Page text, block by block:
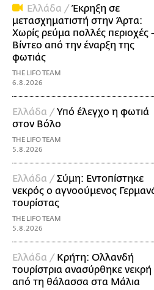
Ελλάδα /Έκρηξη σε
μετασχηματιστή στην Άρτα:
Χωρίς ρεύμα πολλές περιοχές -
Βίντεο από την έναρξη της
φωτιάς
THE LIFO TEAM
6.8.2026
Ελλάδα /Υπό έλεγχο η φωτιά
στον Βόλο
THE LIFO TEAM
5.8.2026
Ελλάδα /Σύμη: Εντοπίστηκε
νεκρός ο αγνοούμενος
τουρίστας
THE LIFO TEAM
5.8.2026
Ελλάδα / Κρήτη: Ολλανδή
τουρίστρια ανασύρθηκε νεκρή
από τη θάλασσα στα Μάλια